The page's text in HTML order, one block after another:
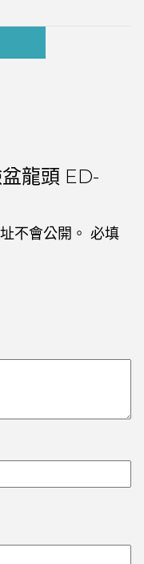
龍頭 ED-
不會公開。 必填